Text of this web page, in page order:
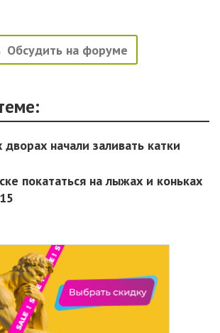
Обсудить на форуме
дворах начали заливать катки
покататься на лыжах и коньках